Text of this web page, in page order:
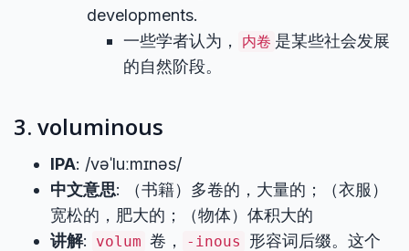
developments.
一些学者认为，
内卷 是某些社会发展
的自然阶段。
3. voluminous
IPA: /vəˈluːmɪnəs/
中文意思: （书籍）多卷的，大量的；（衣服）
宽松的，肥大的；（物体）体积大的
讲解: volum 卷， -inous
形容词后缀。这个